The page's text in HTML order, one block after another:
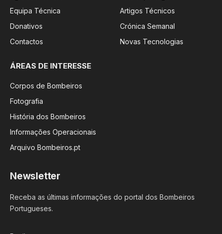
Equipa Técnica
Donativos
Contactos
Artigos Técnicos
Crónica Semanal
Novas Tecnologias
ÁREAS DE INTERESSE
Corpos de Bombeiros
Fotografia
História dos Bombeiros
Informações Operacionais
Arquivo Bombeiros.pt
Newsletter
Receba as últimas informações do portal dos Bombeiros
Portugueses.